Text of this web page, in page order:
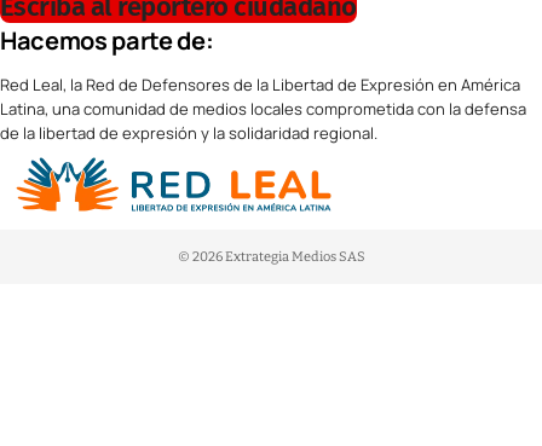
Hacemos parte de:
Red Leal, la Red de Defensores de la Libertad de Expresión en América
Latina, una comunidad de medios locales comprometida con la defensa
de la libertad de expresión y la solidaridad regional.
© 2026 Extrategia Medios SAS